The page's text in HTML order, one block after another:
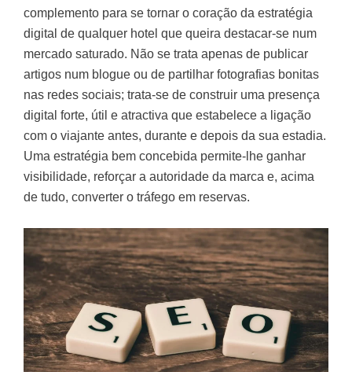
complemento para se tornar o coração da estratégia
digital de qualquer hotel que queira destacar-se num
mercado saturado. Não se trata apenas de publicar
artigos num blogue ou de partilhar fotografias bonitas
nas redes sociais; trata-se de construir uma presença
digital forte, útil e atractiva que estabelece a ligação
com o viajante antes, durante e depois da sua estadia.
Uma estratégia bem concebida permite-lhe ganhar
visibilidade, reforçar a autoridade da marca e, acima
de tudo, converter o tráfego em reservas.